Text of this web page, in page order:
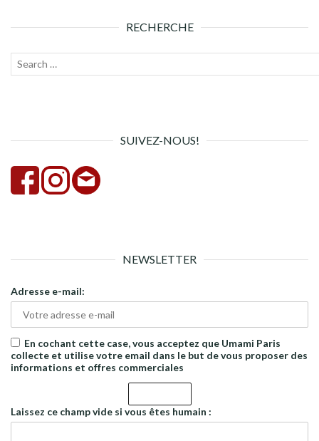
RECHERCHE
Recherche
SUIVEZ-NOUS!
NEWSLETTER
Adresse e-mail:
En cochant cette case, vous acceptez que Umami Paris
collecte et utilise votre email dans le but de vous proposer des
informations et offres commerciales
Laissez ce champ vide si vous êtes humain :